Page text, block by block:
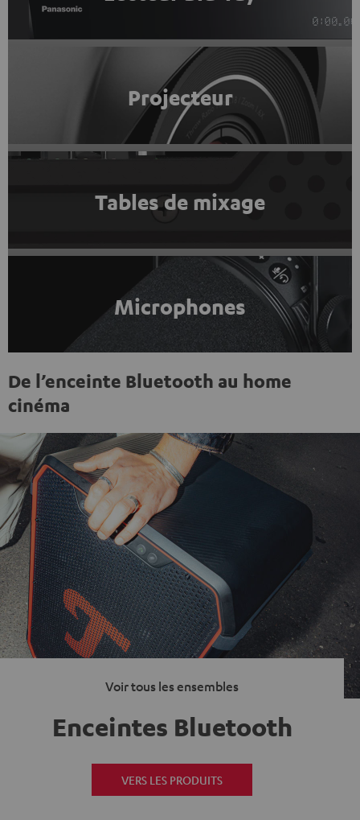
Projecteur
Tables de mixage
Microphones
De l’enceinte Bluetooth au home
cinéma
Voir tous les ensembles
Enceintes Bluetooth
VERS LES PRODUITS